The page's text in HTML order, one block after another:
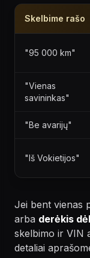
Skelbime rašo
"95 000 km"
"Vienas
savininkas"
"Be avarijų"
"Iš Vokietijos"
Jei bent vienas
arba derėkis
skelbimo ir VIN
detaliai